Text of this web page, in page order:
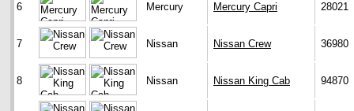
6 Mercury Mercury Capri 28021
7 Nissan Nissan Crew 36980
8 Nissan Nissan King Cab 94870